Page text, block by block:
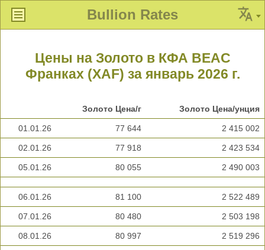
Bullion Rates
Цены на Золото в КФА BEAC
Франках (XAF) за январь 2026 г.
Золото Цена/г Золото Цена/унция
01.01.26 77 644 2 415 002
02.01.26 77 918 2 423 534
05.01.26 80 055 2 490 003
06.01.26 81 100 2 522 489
07.01.26 80 480 2 503 198
08.01.26 80 997 2 519 296